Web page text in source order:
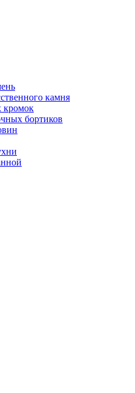
камня
кромок
бортиков